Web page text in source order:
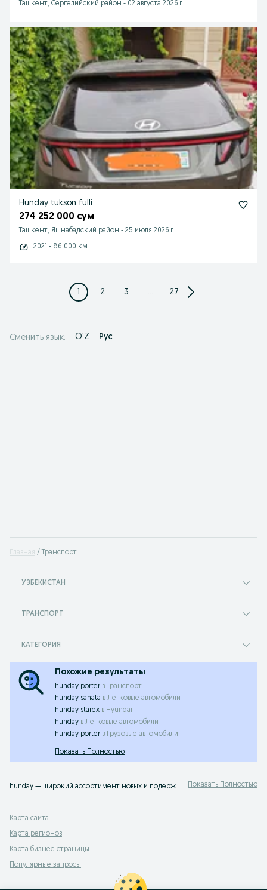
Ташкент, Сергелийский район - 02 августа 2026 г.
Hunday tukson fulli
274 252 000 сум
Ташкент, Яшнабадский район - 25 июля 2026 г.
2021 - 86 000 км
1 2 3 ... 27
Сменить язык: O'Z Рус
Главная Транспорт
УЗБЕКИСТАН
ТРАНСПОРТ
КАТЕГОРИЯ
Похожие результаты
hunday porter в
Транспорт
hunday sanata в Легковые автомобили
hunday starex в Hyundai
hunday в Легковые автомобили
hunday porter в Грузовые автомобили
Показать Полностью
hunday — широкий ассортимент новых и подержанных транспортных средств в Узбекистане ✔️ Выгодные предложения и актуальные цены ⭐ Продавайте или покупайте транспорт легко с OLX.uz Показать Полностью
Карта сайта
Карта регионов
Карта бизнес-страницы
Популярные запросы